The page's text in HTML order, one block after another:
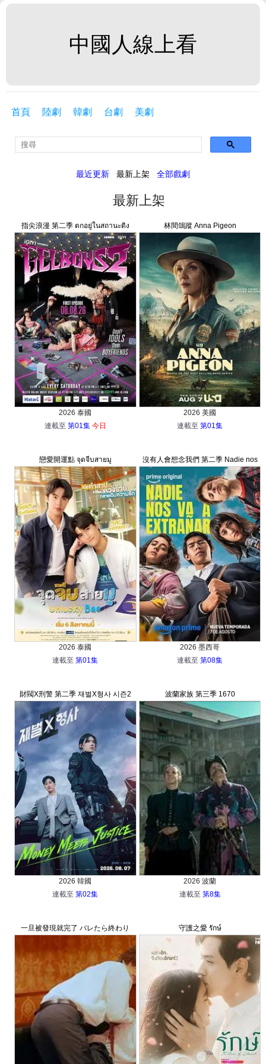
中國人線上看
首頁 陸劇 韓劇 台劇 美劇
最近更新 最新上架 全部戲劇
最新上架
指尖浪漫 第二季 ตกอยู่ในสถานะติ่ง
แฟน
2026 泰國
連載至 第01集 今日
林間鴿蹤 Anna Pigeon
2026 美國
連載至第01集
戀愛開運點 จุดจีบสายมู
2026 泰國
連載至第01集
沒有人會想念我們 第二季 Nadie nos
va a extrañar Season 2
2026 墨西哥
連載至第08集
財閥X刑警 第二季 재벌X형사 시즌2
2026 韓國
連載至第02集
波蘭家族 第三季 1670
2026 波蘭
連載至 第8集
一旦被發現就完了 バレたら終わり 守護之愛 รักษ์